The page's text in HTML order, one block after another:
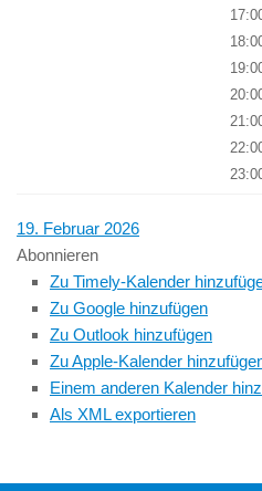
19. Februar 2026
Abonnieren
Zu Timely-Kalender
Zu Google hinzufügen
Zu Outlook hinzufügen
Zu Apple-Kalender
Einem anderen Kalender
Als XML exportieren